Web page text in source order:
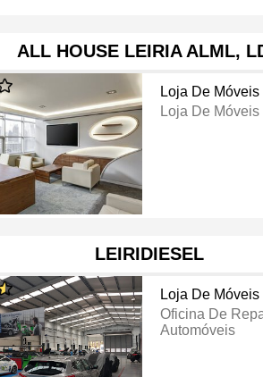
ALL HOUSE LEIRIA ALML,
Loja De Móveis
Loja De Móveis
LEIRIDIESEL
Loja De Móveis
Oficina De
Automóveis